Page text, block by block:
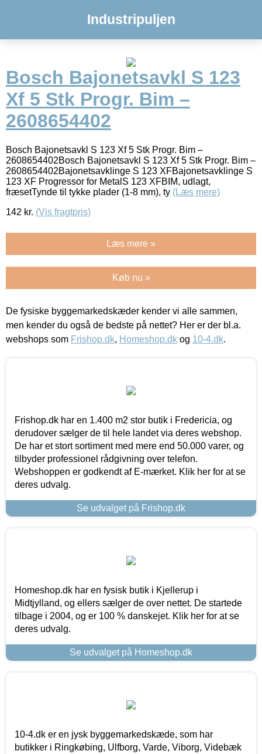
Industripuljen
Bosch Bajonetsavkl S 123
Xf 5 Stk Progr. Bim –
2608654402
Bosch Bajonetsavkl S 123 Xf 5 Stk Progr. Bim –
2608654402Bosch Bajonetsavkl S 123 Xf 5 Stk Progr. Bim –
2608654402Bajonetsavklinge S 123 XFBajonetsavklinge S
123 XF Progressor for MetalS 123 XFBIM, udlagt,
fræsetTynde til tykke plader (1-8 mm), ty (Læs mere)
142 kr. (Vis fragtpris)
Læs mere »
Køb nu »
De fysiske byggemarkedskæder kender vi alle sammen,
men kender du også de bedste på nettet? Her er der bl.a.
webshops som Frishop.dk, Homeshop.dk og 10-4.dk.
Frishop.dk har en 1.400 m2 stor butik i Fredericia, og
derudover sælger de til hele landet via deres webshop.
De har et stort sortiment med mere end 50.000 varer, og
tilbyder professionel rådgivning over telefon.
Webshoppen er godkendt af E-mærket. Klik her for at se
deres udvalg.
Se udvalget på Frishop.dk
Homeshop.dk har en fysisk butik i Kjellerup i
Midtjylland, og ellers sælger de over nettet. De startede
tilbage i 2004, og er 100 % danskejet. Klik her for at se
deres udvalg.
Se udvalget på Homeshop.dk
10-4.dk er en jysk byggemarkedskæde, som har
butikker i Ringkøbing, Ulfborg, Varde, Viborg, Videbæk